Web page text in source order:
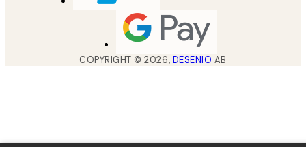
COPYRIGHT ©2026, DESENIO AB